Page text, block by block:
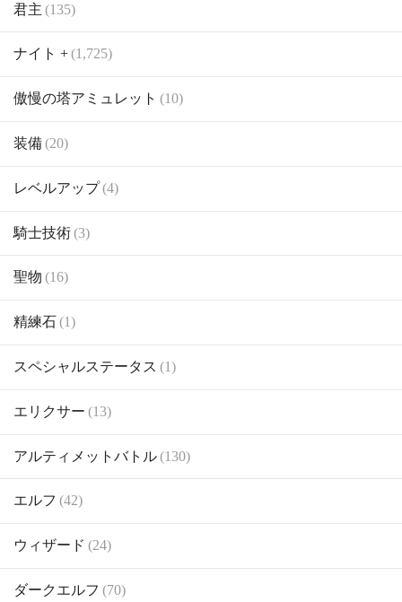
君主 (135)
ナイト +(1,725)
傲慢の塔アミュレット (10)
装備(20)
レベルアップ(4)
騎士技術(3)
聖物 (16)
精練石(1)
スペシャルステータス (1)
エリクサー (13)
アルティメットバトル(130)
エルフ (42)
ウィザード (24)
ダークエルフ (70)